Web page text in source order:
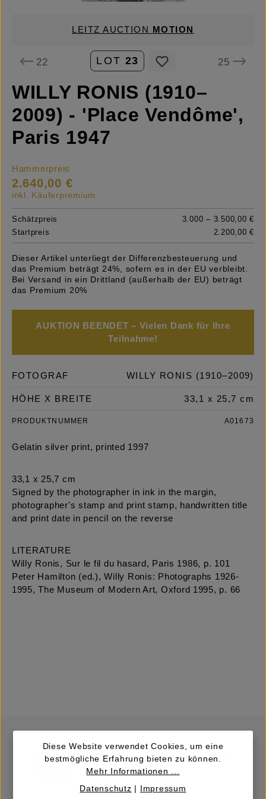
LEITZ AUCTION MOTION
22 LOT 23 25
WILLY RONIS (1910–
2009) - 'Place Vendôme',
Paris 1947
Hammerpreis
2.640,00 €
inkl. Käuferpremium
Schätzpreis
3.000 – 3.500,00 €
Startpreis
2.200,00 €
Dieser Artikel unterliegt der Differenzbesteuerung und
das Premium beträgt 24%, sofern es in der EU verbleibt.
Bei Versand in ein Drittland (außerhalb der EU) beträgt
das Premium 20%
AUKTION BEENDET – Vielen Dank für Ihre
Teilnahme!
FOTOGRAF WILLY RONIS (1910–2009)
HÖHE X BREITE 33,1 x 25,7 cm
PRODUKTNUMMER A01673
Gelatin silver print, printed 1997
33,1 x 25,7 cm
Signed by the photographer in ink in the margin,
photographer's stamp and print stamp, handwritten title
and print date in pencil on the reverse
LITERATURE
Willy Ronis, Sur le fil du hasard, Paris 1986, p. 101
Peter Hamilton (ed.), Willy Ronis: Photographs 1926-
1995, The Museum of Modern Art, Oxford 1995, p. 66
Diese Website verwendet Cookies, um eine
bestmögliche Erfahrung bieten zu können.
Mehr Informationen ...
Datenschutz | Impressum